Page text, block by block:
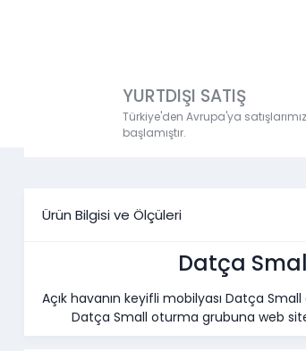
YURTDIŞI SATIŞ
Türkiye'den Avrupa'ya satışlarımız
başlamıştır.
Ürün Bilgisi ve Ölçüleri
Datça
Açık havanın keyifli mobilyası Datça
Datça Small oturma grubuna web